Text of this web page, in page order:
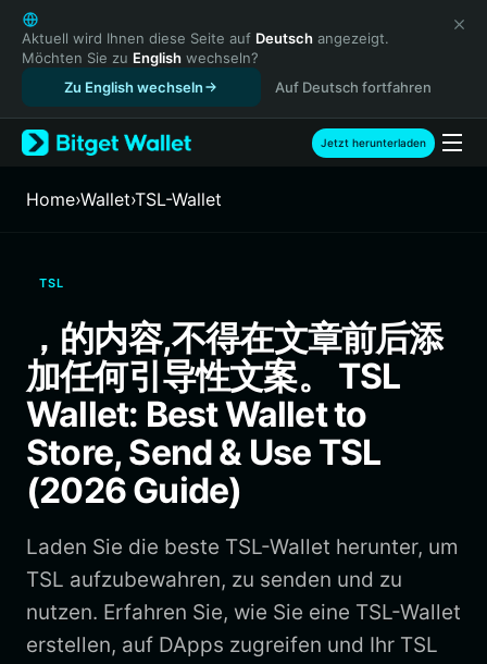
English
日本語
Tiếng Việt
Русский
Español (Latinoamérica)
Türkçe
Français
繁體中文
Bahasa Indonesia
ภาษาไทย
Español
Português (Brasil)
Español (Argentina)
Aktuell wird Ihnen diese Seite auf Deutsch angezeigt.
Möchten Sie zu English wechseln?
Zu English wechseln
Auf Deutsch fortfahren
Jetzt herunterladen
Home›Wallet›TSL-Wallet
TSL
，的内容,不得在文章前后添
加任何引导性文案。 TSL
Wallet: Best Wallet to
Store, Send & Use TSL
(2026 Guide)
Laden Sie die beste TSL-Wallet herunter, um
TSL aufzubewahren, zu senden und zu
nutzen. Erfahren Sie, wie Sie eine TSL-Wallet
erstellen, auf DApps zugreifen und Ihr TSL